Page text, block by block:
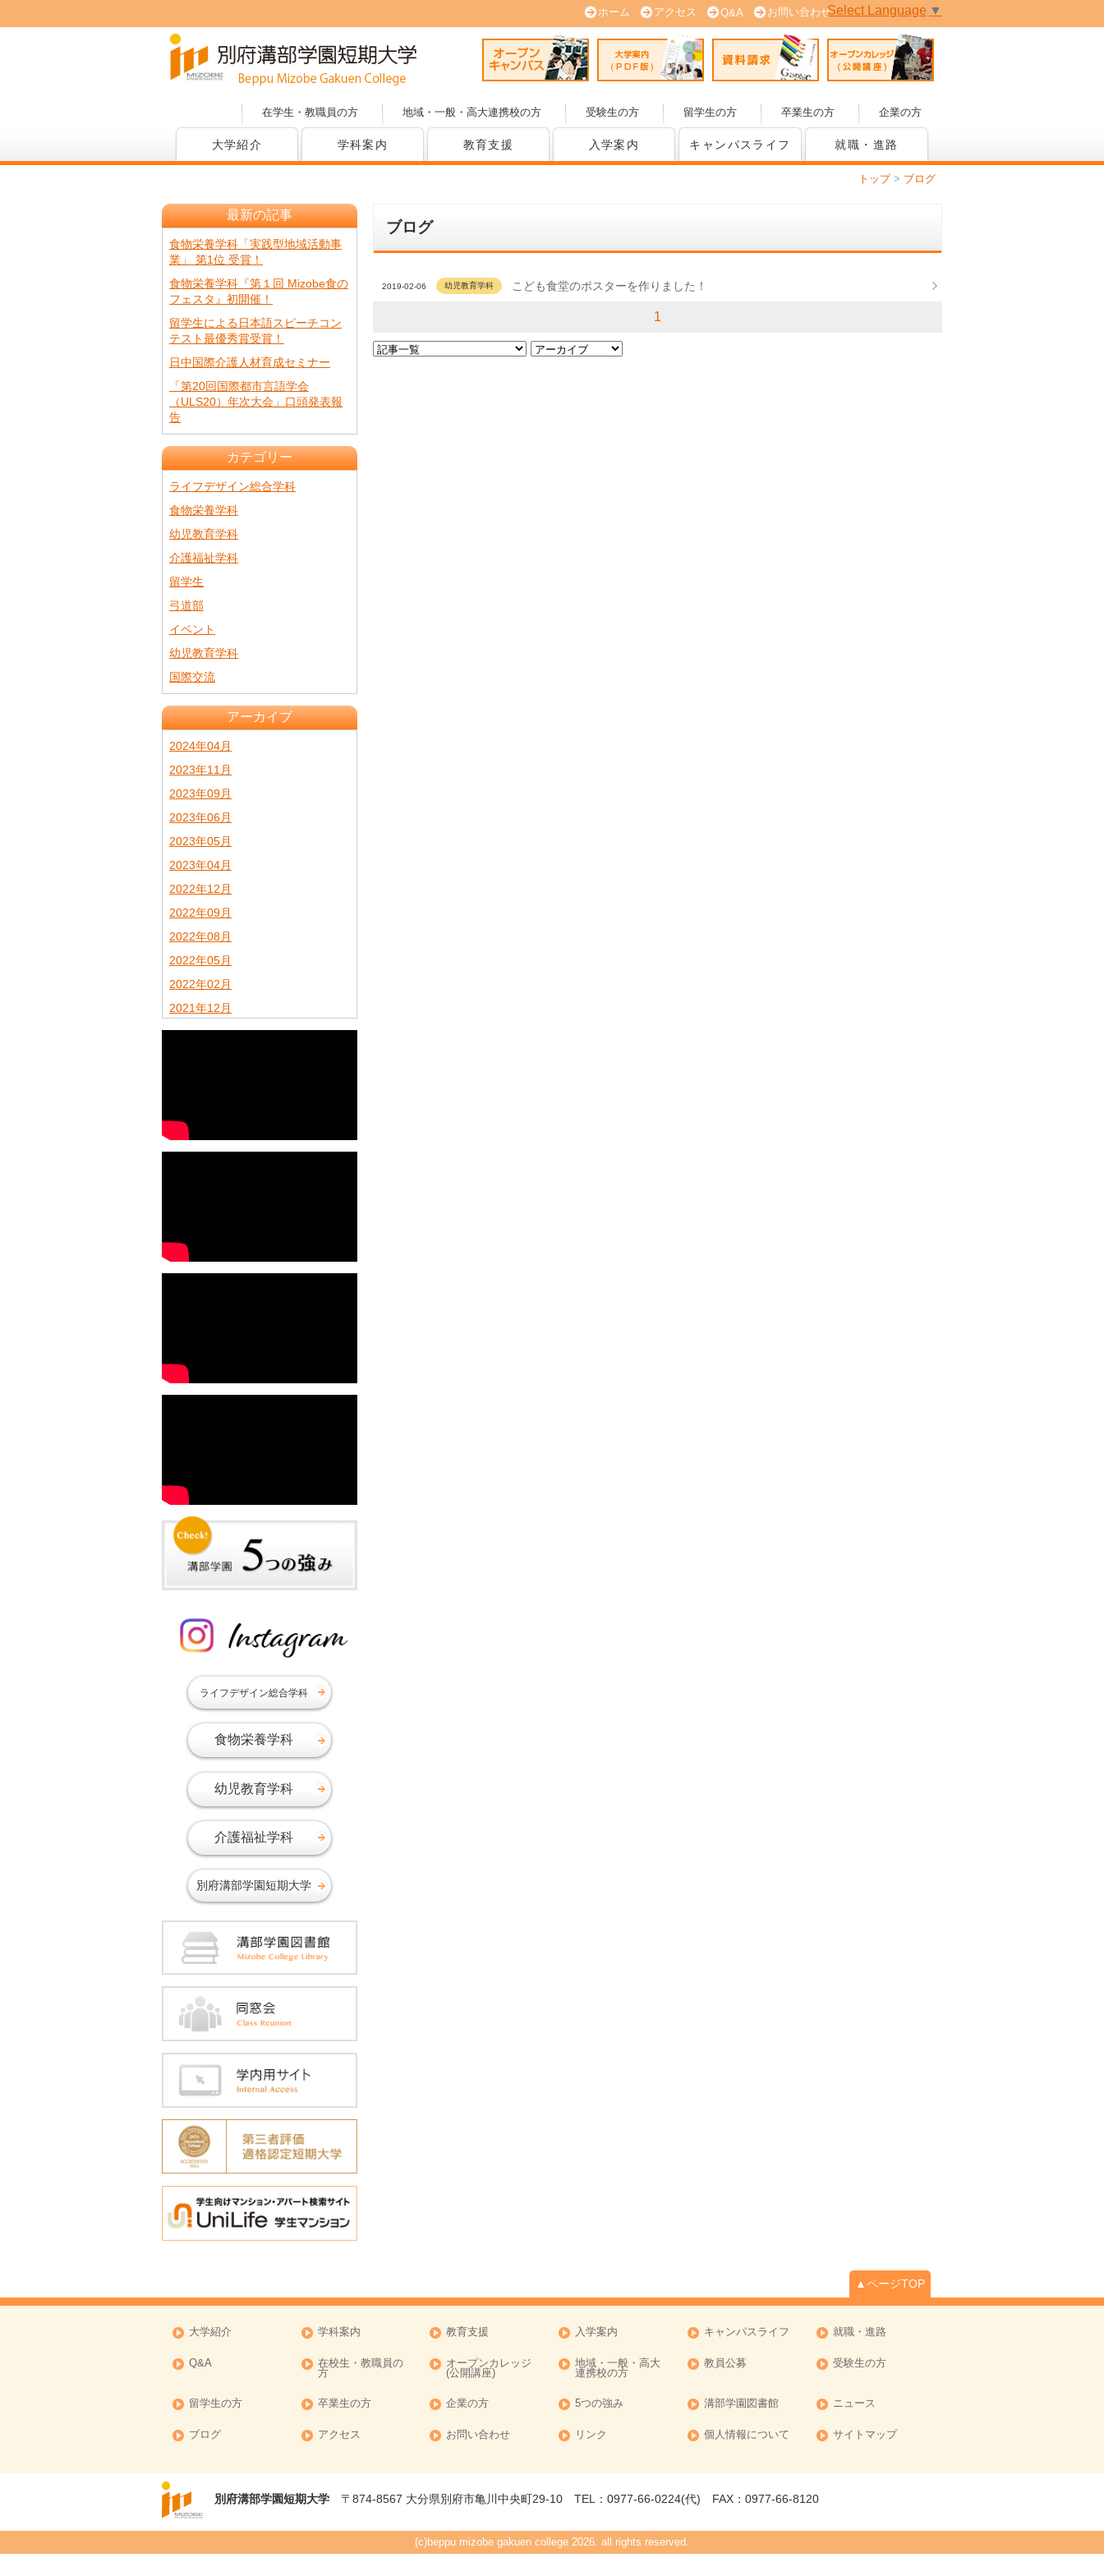
ホーム アクセス Q&A お問い合わせ
オープンキャンパス 大学案内 (PDF版) 資料請求
在学生・教職員の方 地域・一般・高大連携校の方 受験生の方 留学生の方 卒業生の方 企業の方
大学紹介 学科案内 教育支援 入学案内 キャンパスライフ 就職・進路
Select Language ▼
トップ > ブログ
ブログ
2019-02-06 幼児教育学科 こども食堂のポスターを作りました！
1
最新の記事
食物栄養学科「実践型地域活動事
業」 第1位 受賞！
食物栄養学科『第１回 Mizobe食の
フェスタ』初開催！
留学生による日本語スピーチコン
テスト最優秀賞受賞！
日中国際介護人材育成セミナー
「第20回国際都市言語学会
（ULS20）年次大会」口頭発表報
告
カテゴリー
ライフデザイン総合学科
食物栄養学科
幼児教育学科
介護福祉学科
留学生
弓道部
イベント
幼児教育学科
国際交流
アーカイブ
2024年04月
2023年11月
2023年09月
2023年06月
2023年05月
2023年04月
2022年12月
2022年09月
2022年08月
2022年05月
2022年02月
2021年12月
2021年11月
2021年06月
2021年02月
2020年09月
2020年08月
2020年02月
2019年09月
2019年08月
2019年07月
2019年06月
2019年02月
2019年01月
2018年12月
2018年11月
2018年10月
2018年09月
2018年08月
2018年07月
2018年06月
2018年05月
2018年04月
2018年03月
2018年01月
2017年12月
2017年11月
2017年10月
2017年09月
2017年06月
2017年05月
2017年04月
2017年02月
2016年12月
2016年11月
2016年10月
2016年09月
2016年06月
2016年04月
2016年03月
2016年01月
2015年11月
ライフデザイン総合学科
食物栄養学科
幼児教育学科
介護福祉学科
別府溝部学園短期大学
▲ページTOP
大学紹介 学科案内 教育支援 入学案内 キャンパスライフ 就職・進路
Q&A
在校生・教職員の
方
オープンカレッジ
(公開講座)
地域・一般・高大
連携校の方
教員公募 受験生の方
留学生の方 卒業生の方 企業の方 5つの強み 溝部学園図書館 ニュース
ブログ アクセス お問い合わせ リンク 個人情報について サイトマップ
別府溝部学園短期大学 〒874-8567 大分県別府市亀川中央町29-10 TEL：0977-66-0224(代) FAX：0977-66-8120
(c)beppu mizobe gakuen college 2026. all rights reserved.